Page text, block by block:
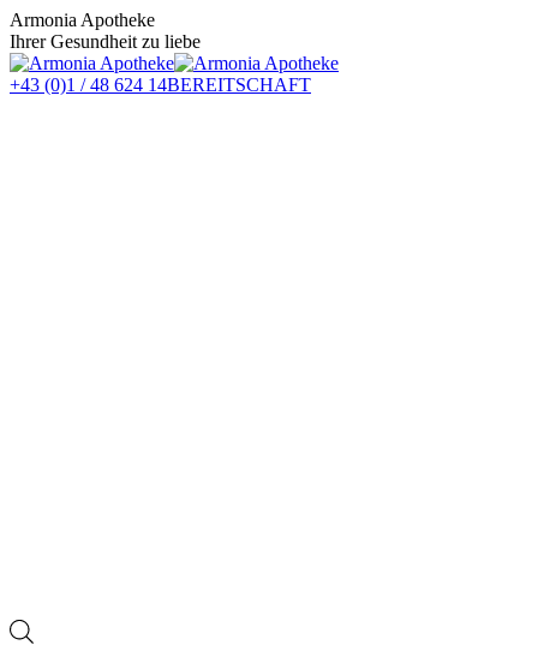
Zum
Inhalt
springen
Armonia Apotheke
Ihrer Gesundheit zu liebe
+43 (0)1 / 48 624 14BEREITSCHAFT